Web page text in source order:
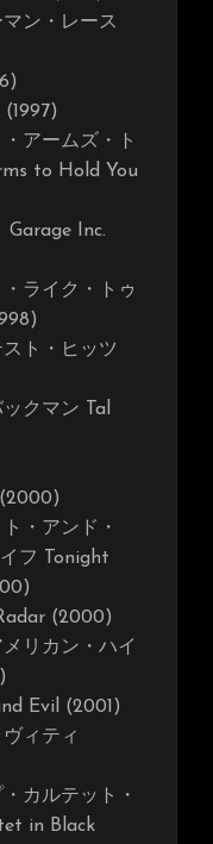
ン・レース
アームズ・ト
to Hold You
Garage Inc.
ライク・トゥ
ト・ヒッツ
クマン Tal
・アンド・
フ Tonight
(2000)
リカン・ハイ
Evil (2001)
ィティ
カルテット・
in Black